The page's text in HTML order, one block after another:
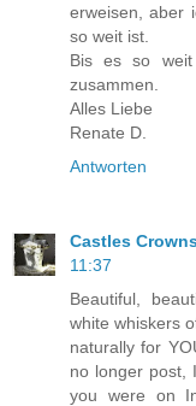
erweisen, aber
so weit ist.
Bis es so
zusammen.
Alles Liebe
Renate D.
Antworten
Castles
11:37
Beautiful,
white whiskers
naturally for
no longer post,
you were on